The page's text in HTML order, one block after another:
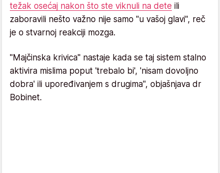
težak osećaj nakon što ste viknuli na dete ili
zaboravili nešto važno nije samo "u vašoj glavi", reč
je o stvarnoj reakciji mozga.
"Majčinska krivica" nastaje kada se taj sistem stalno
aktivira mislima poput 'trebalo bi', 'nisam dovoljno
dobra' ili upoređivanjem s drugima", objašnjava dr
Bobinet.